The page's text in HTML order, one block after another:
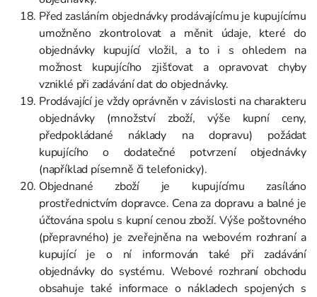
Před zasláním objednávky prodávajícímu je kupujícímu
umožněno zkontrolovat a měnit údaje, které do
objednávky kupující vložil, a to i s ohledem na
možnost kupujícího zjišťovat a opravovat chyby
vzniklé při zadávání dat do objednávky.
Prodávající je vždy oprávněn v závislosti na charakteru
objednávky (množství zboží, výše kupní ceny,
předpokládané náklady na dopravu) požádat
kupujícího o dodatečné potvrzení objednávky
(například písemně či telefonicky).
Objednané zboží je kupujícímu zasíláno
prostřednictvím dopravce. Cena za dopravu a balné je
účtována spolu s kupní cenou zboží. Výše poštovného
(přepravného) je zveřejněna na webovém rozhraní a
kupující je o ní informován také při zadávání
objednávky do systému. Webové rozhraní obchodu
obsahuje také informace o nákladech spojených s